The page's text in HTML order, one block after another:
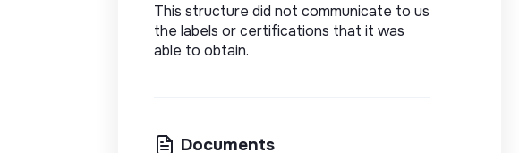
This structure did not communicate to us
the labels or certifications that it was
able to obtain.
Documents